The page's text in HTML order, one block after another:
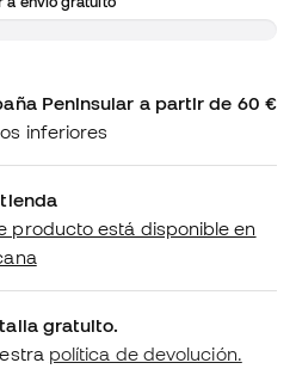
Peninsular a partir de 60 €
inferiores
producto está disponible en
gratuito.
política de devolución.